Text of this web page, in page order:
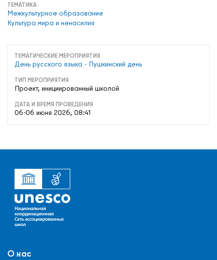
ТЕМАТИКА
Межкультурное образование
Культура мира и ненасилия
ТЕМАТИЧЕСКИЕ МЕРОПРИЯТИЯ
День русского языка - Пушкинский день
ТИП МЕРОПРИЯТИЯ
Проект, инициированный школой
ДАТА И ВРЕМЯ ПРОВЕДЕНИЯ
06-06 июня 2026, 08:41
О нас